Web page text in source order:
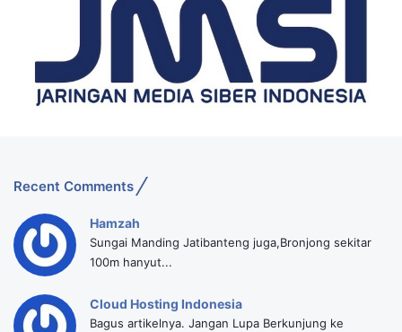
Recent Comments
Hamzah
Sungai Manding Jatibanteng juga,Bronjong sekitar
100m hanyut...
Cloud Hosting Indonesia
Bagus artikelnya. Jangan Lupa Berkunjung ke